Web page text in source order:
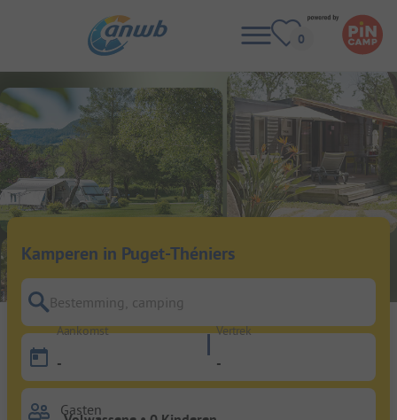
Kamperen in Puget-Théniers
Bestemming, camping
Aankomst
-
Vertrek
-
Gasten